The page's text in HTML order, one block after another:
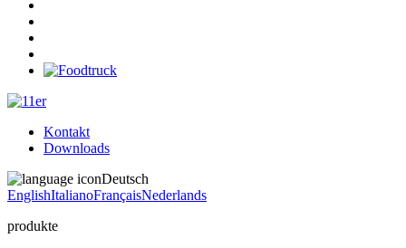
Kontakt
Downloads
Deutsch
EnglishItalianoFrançaisNederlands
produkte